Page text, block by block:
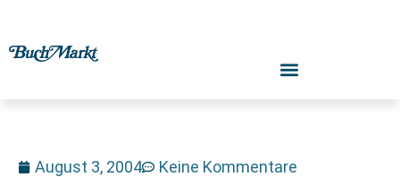
August 3, 2004 Keine Kommentare